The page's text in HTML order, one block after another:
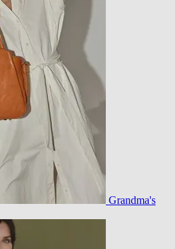
Grandma's